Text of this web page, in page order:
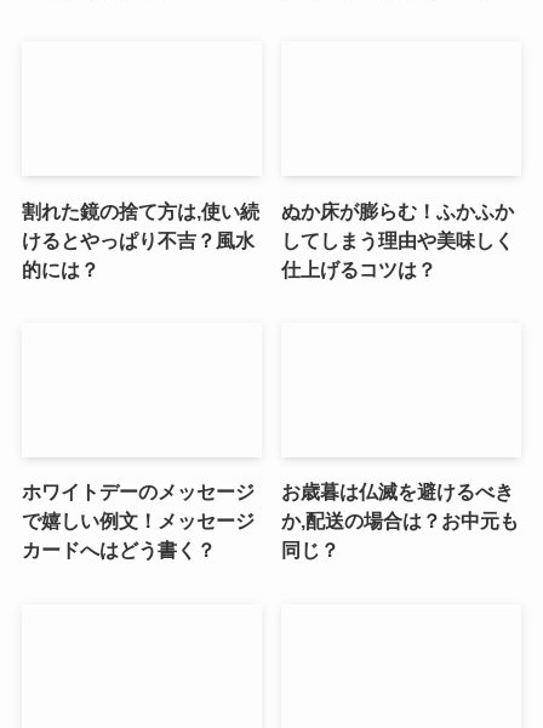
割れた鏡の捨て方は,使い続
けるとやっぱり不吉？風水
的には？
ぬか床が膨らむ！ふかふか
してしまう理由や美味しく
仕上げるコツは？
ホワイトデーのメッセージ
で嬉しい例文！メッセージ
カードへはどう書く？
お歳暮は仏滅を避けるべき
か,配送の場合は？お中元も
同じ？